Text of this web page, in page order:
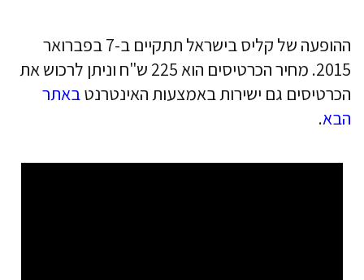
ההופעה של קליס בישראל תתקיים ב-7 בפברואר
2015. מחיר הכרטיסים הוא 225 ש"ח וניתן לרכוש את
הכרטיסים גם ישירות באמצעות האינטרנטבאתר
הבא.